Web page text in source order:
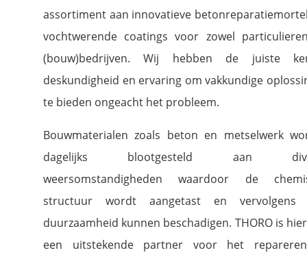
assortiment aan innovatieve
vochtwerende coatings voor zowel
(bouw)bedrijven. Wij hebben de juiste
deskundigheid en ervaring om vakkundige
te bieden ongeacht het probleem.
Bouwmaterialen zoals beton en metselwerk
dagelijks blootgesteld aan
weersomstandigheden waardoor de
structuur wordt aangetast en vervolgens
duurzaamheid kunnen beschadigen. THORO is
een uitstekende partner voor het